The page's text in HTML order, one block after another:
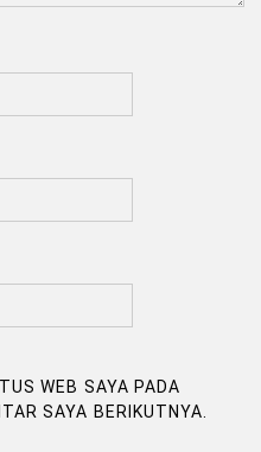
WEB SAYA PADA
SAYA BERIKUTNYA.